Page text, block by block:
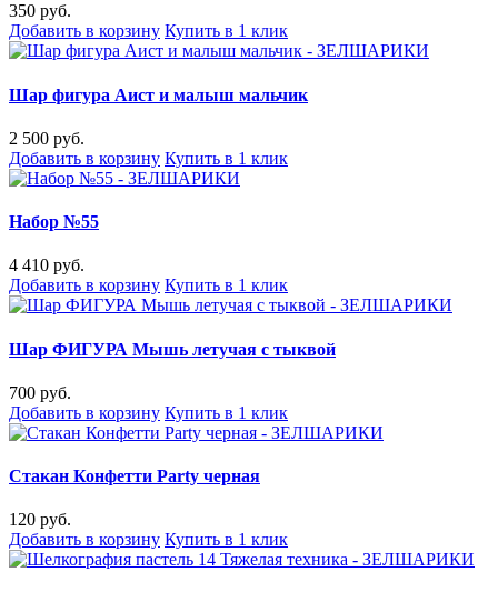
350 руб.
Добавить в корзину Купить в 1 клик
Шар фигура Аист и малыш мальчик
2 500 руб.
Добавить в корзину Купить в 1 клик
Набор №55
4 410 руб.
Добавить в корзину Купить в 1 клик
Шар ФИГУРА Мышь летучая с тыквой
700 руб.
Добавить в корзину Купить в 1 клик
Стакан Конфетти Party черная
120 руб.
Добавить в корзину Купить в 1 клик